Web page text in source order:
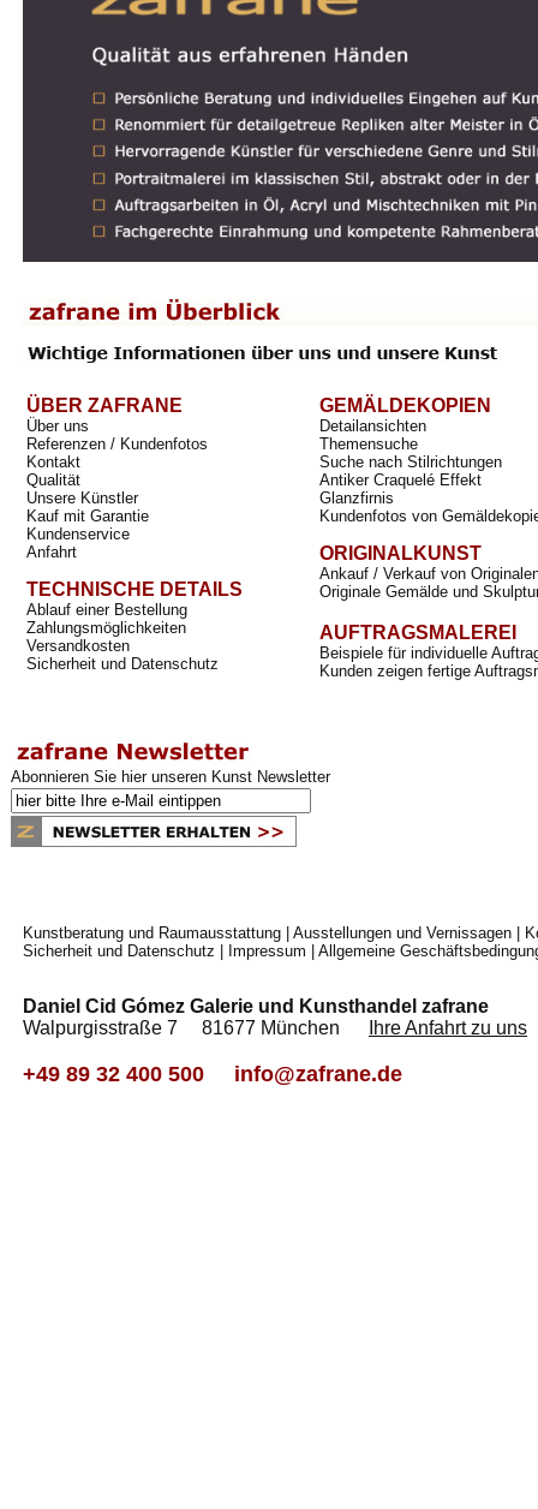
ÜBER ZAFRANE
Über uns
Referenzen / Kundenfotos
Kontakt
Qualität
Unsere Künstler
Kauf mit Garantie
Kundenservice
Anfahrt
TECHNISCHE DETAILS
Ablauf einer Bestellung
Zahlungsmöglichkeiten
Versandkosten
Sicherheit und Datenschutz
GEMÄLDEKOPIEN
Detailansichten
Themensuche
Suche nach Stilrichtungen
Antiker Craquelé Effekt
Glanzfirnis
Kundenfotos von
ORIGINALKUNST
Ankauf / Verkauf von
Originale Gemälde und
AUFTRAGSMALEREI
Beispiele für individuelle
Kunden zeigen fertige
Abonnieren Sie hier unseren Kunst Newsletter
Kunstberatung und Raumausstattung Ausstellungen und Vernissagen
Sicherheit und Datenschutz
Impressum Allgemeine
Daniel Cid Gómez Galerie und Kunsthandel zafrane
Walpurgisstraße 7 81677 München
Ihre Anfahrt zu uns
+49 89 32 400 500 info@zafrane.de